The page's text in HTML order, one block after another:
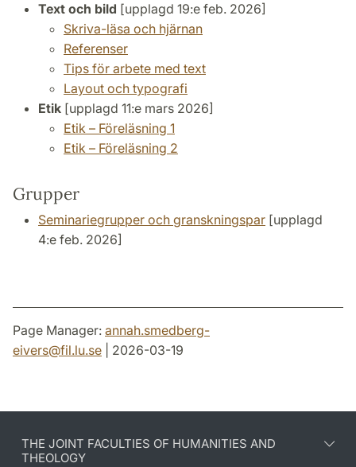
Text och bild [upplagd 19:e feb. 2026]
Skriva-läsa och hjärnan
Referenser
Tips för arbete med text
Layout och typografi
Etik [upplagd 11:e mars 2026]
Etik – Föreläsning 1
Etik – Föreläsning 2
Grupper
Seminariegrupper och granskningspar [upplagd
4:e feb. 2026]
Page Manager: annah.smedberg-
eivers@fil.lu.se | 2026-03-19
THE JOINT FACULTIES OF HUMANITIES AND
THEOLOGY